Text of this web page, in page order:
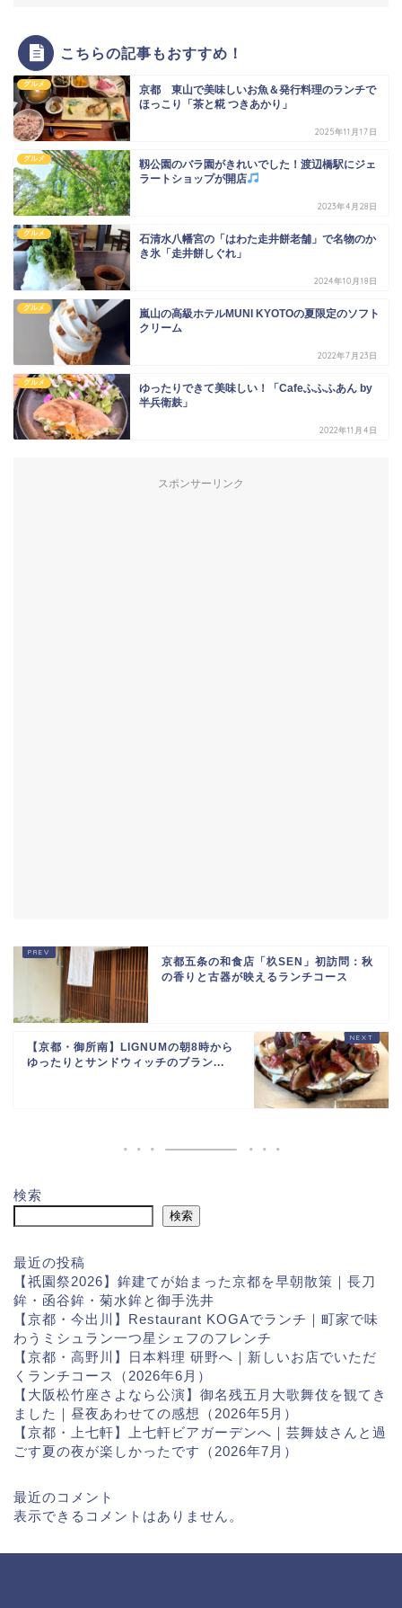
こちらの記事もおすすめ！
グルメ
京都 東山で美味しいお魚＆発行料理のランチで
ほっこり「茶と糀 つきあかり」
2025年11月17日
グルメ
靱公園のバラ園がきれいでした！渡辺橋駅にジェ
ラートショップが開店
2023年4月28日
グルメ
石清水八幡宮の「はわた走井餅老舗」で名物のか
き氷「走井餅しぐれ」
2024年10月18日
グルメ
嵐山の高級ホテルMUNI KYOTOの夏限定のソフト
クリーム
2022年7月23日
グルメ
ゆったりできて美味しい！「Cafeふふふあん by
半兵衛麸」
2022年11月4日
スポンサーリンク
京都五条の和食店「杦SEN」初訪問：秋
の香りと古器が映えるランチコース
【京都・御所南】LIGNUMの朝8時から
ゆったりとサンドウィッチのブラン...
検索
検索
最近の投稿
【祇園祭2026】鉾建てが始まった京都を早朝散策｜長刀
鉾・函谷鉾・菊水鉾と御手洗井
【京都・今出川】Restaurant KOGAでランチ｜町家で味
わうミシュラン一つ星シェフのフレンチ
【京都・高野川】日本料理 研野へ｜新しいお店でいただ
くランチコース（2026年6月）
【大阪松竹座さよなら公演】御名残五月大歌舞伎を観てき
ました｜昼夜あわせての感想（2026年5月）
【京都・上七軒】上七軒ビアガーデンへ｜芸舞妓さんと過
ごす夏の夜が楽しかったです（2026年7月）
最近のコメント
表示できるコメントはありません。